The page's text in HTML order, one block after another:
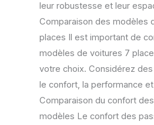
leur robustesse et leur
Comparaison des modèles
places Il est important de
modèles de voitures 7
votre choix. Considérez
le confort, la performance
Comparaison du confort
modèles Le confort des